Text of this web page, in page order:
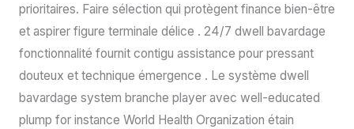
prioritaires. Faire sélection qui protègent finance bien-être
et aspirer figure terminale délice . 24/7 dwell bavardage
fonctionnalité fournit contigu assistance pour pressant
douteux et technique émergence . Le système dwell
bavardage system branche player avec well-educated
plump for instance World Health Organization étain